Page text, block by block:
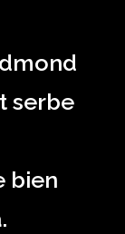
serbe
bien